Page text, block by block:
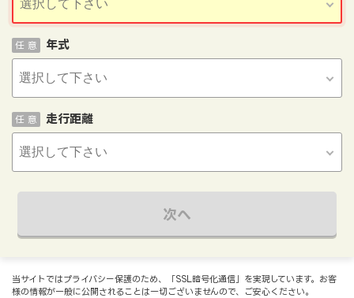
年式
任 意
走行距離
任 意
次へ
当サイトではプライバシー保護のため、「SSL暗号化通信」を実現しています。お客
様の情報が一般に公開されることは一切ございませんので、ご安心ください。